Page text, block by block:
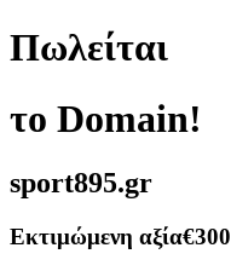
Πωλείται
το Domain!
sport895.gr
Εκτιμώμενη αξία€300